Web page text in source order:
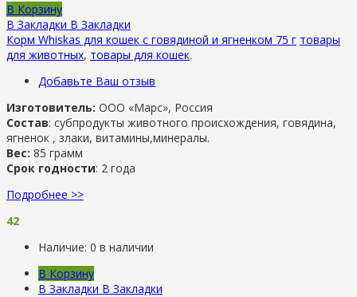
В Корзину
В Закладки В Закладки
Корм Whiskas для кошек с говядиной и ягненком 75 г товары
для животных, товары для кошек.
Добавьте Ваш отзыв
Изготовитель: ООО «Марс», Россия
Состав: субпродукты животного происхождения, говядина,
ягненок , злаки, витамины,минералы.
Вес: 85 грамм
Срок годности: 2 года
Подробнее >>
42
Наличие: 0 в наличии
В Корзину
В Закладки В Закладки